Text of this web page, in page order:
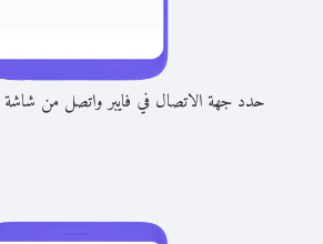
حدد جهة الاتصال في فايبر واتصل من شاشة